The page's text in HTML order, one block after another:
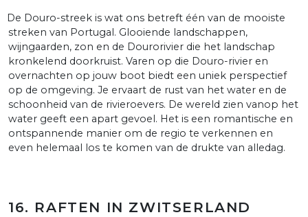
De Douro-streek is wat ons betreft één van de mooiste
streken van Portugal. Glooiende landschappen,
wijngaarden, zon en de Dourorivier die het landschap
kronkelend doorkruist. Varen op die Douro-rivier en
overnachten op jouw boot biedt een uniek perspectief
op de omgeving. Je ervaart de rust van het water en de
schoonheid van de rivieroevers. De wereld zien vanop het
water geeft een apart gevoel. Het is een romantische en
ontspannende manier om de regio te verkennen en
even helemaal los te komen van de drukte van alledag.
16. RAFTEN IN ZWITSERLAND